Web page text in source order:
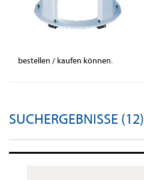
bestellen / kaufen können.
SUCHERGEBNISSE (12)